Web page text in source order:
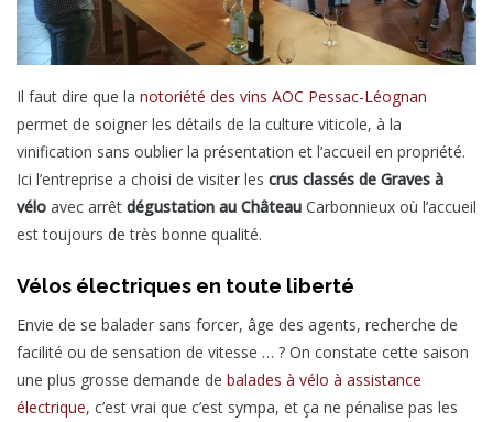
Il faut dire que la notoriété des vins AOC Pessac-Léognan
permet de soigner les détails de la culture viticole, à la
vinification sans oublier la présentation et l’accueil en propriété.
Ici l’entreprise a choisi de visiter les crus classés de Graves à
vélo avec arrêt dégustation au Château Carbonnieux où l’accueil
est toujours de très bonne qualité.
Vélos électriques en toute liberté
Envie de se balader sans forcer, âge des agents, recherche de
facilité ou de sensation de vitesse … ? On constate cette saison
une plus grosse demande de balades à vélo à assistance
électrique, c’est vrai que c’est sympa, et ça ne pénalise pas les